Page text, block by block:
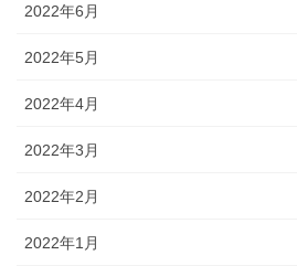
2022年6月
2022年5月
2022年4月
2022年3月
2022年2月
2022年1月